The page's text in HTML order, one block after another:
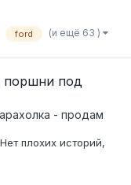
ford (и ещё 63 )
поршни под
- продам
плохих историй,